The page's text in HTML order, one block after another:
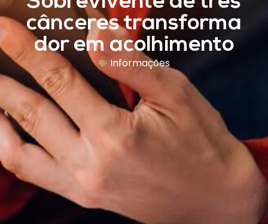
cânceres transforma
dor em acolhimento
Informações